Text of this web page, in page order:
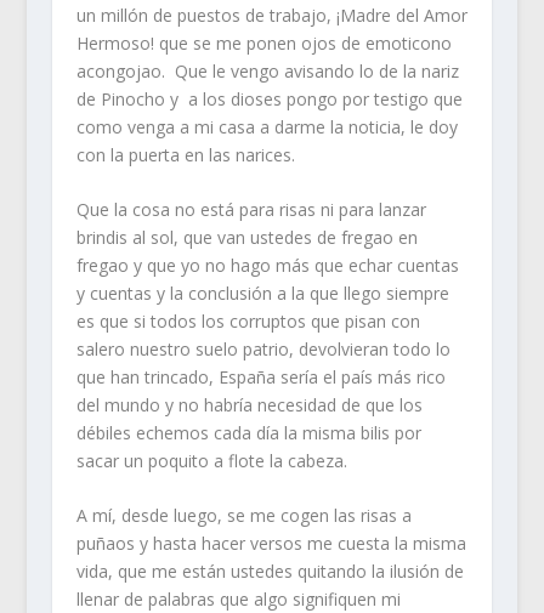
un millón de puestos de trabajo, ¡Madre del Amor
Hermoso! que se me ponen ojos de emoticono
acongojao. Que le vengo avisando lo de la nariz
de Pinocho y a los dioses pongo por testigo que
como venga a mi casa a darme la noticia, le doy
con la puerta en las narices.
Que la cosa no está para risas ni para lanzar
brindis al sol, que van ustedes de fregao en
fregao y que yo no hago más que echar cuentas
y cuentas y la conclusión a la que llego siempre
es que si todos los corruptos que pisan con
salero nuestro suelo patrio, devolvieran todo lo
que han trincado, España sería el país más rico
del mundo y no habría necesidad de que los
débiles echemos cada día la misma bilis por
sacar un poquito a flote la cabeza.
A mí, desde luego, se me cogen las risas a
puñaos y hasta hacer versos me cuesta la misma
vida, que me están ustedes quitando la ilusión de
llenar de palabras que algo signifiquen mi